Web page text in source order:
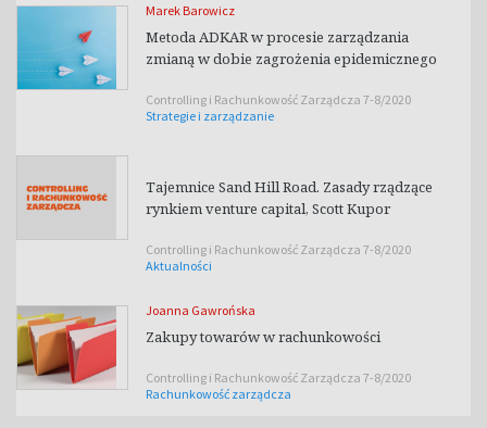
Marek Barowicz
Metoda ADKAR w procesie zarządzania
zmianą w dobie zagrożenia epidemicznego
Controlling i Rachunkowość Zarządcza 7-8/2020
Strategie i zarządzanie
Tajemnice Sand Hill Road. Zasady rządzące
rynkiem venture capital, Scott Kupor
Controlling i Rachunkowość Zarządcza 7-8/2020
Aktualności
Joanna Gawrońska
Zakupy towarów w rachunkowości
Controlling i Rachunkowość Zarządcza 7-8/2020
Rachunkowość zarządcza